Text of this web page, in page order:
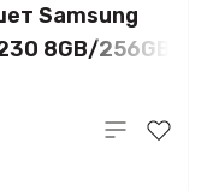
Samsung
8GB/256GB